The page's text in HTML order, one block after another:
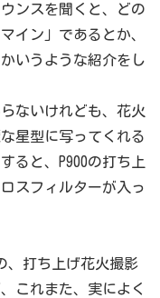
ンスを聞くと、どの
イン」であるとか、
いうような紹介をし
ないけれども、花火
星型に写ってくれる
ると、P900の打ち上
スフィルターが入っ
、打ち上げ花火撮影
これまた、実によく